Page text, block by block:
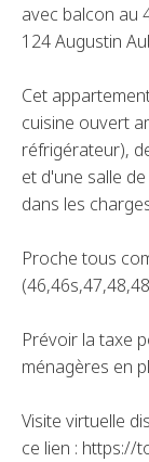
avec balcon au
124 Augustin
Cet
cuisine ouvert
réfrigérateur),
et d'une salle
dans les
Proche tous
Prévoir la taxe
ménagères en
Visite virtuelle
ce lien : https://